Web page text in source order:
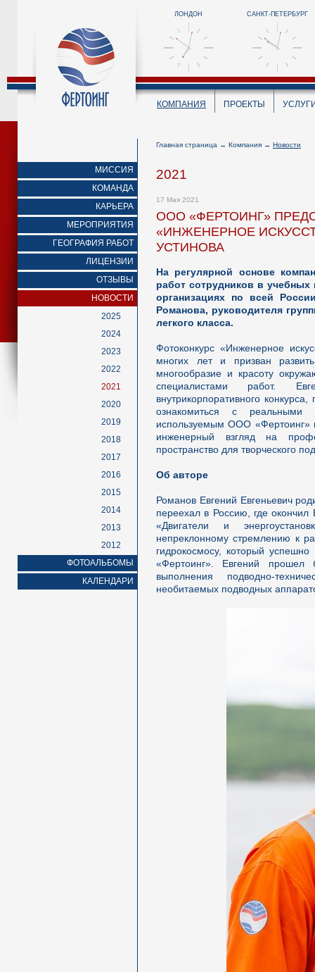
ЛОНДОН САНКТ-ПЕТЕРБУРГ
КОМПАНИЯ ПРОЕКТЫ
МИССИЯ
КОМАНДА
КАРЬЕРА
МЕРОПРИЯТИЯ
ГЕОГРАФИЯ РАБОТ
ЛИЦЕНЗИИ
ОТЗЫВЫ
НОВОСТИ
2025
2024
2023
2022
2021
2020
2019
2018
2017
2016
2015
2014
2013
2012
ФОТОАЛЬБОМЫ
КАЛЕНДАРИ
Главная страница → Компания → Новости
2021
17 Мая 2021
ООО «ФЕРТОИНГ»
«ИНЖЕНЕРНОЕ
УСТИНОВА
На регулярной основе
работ сотрудников в
организациях по всей
Романова, руководителя
легкого класса.
Фотоконкурс «Инженерное
многих лет и призван
многообразие и красоту
специалистами работ.
внутрикорпоративного
ознакомиться с реальными
используемым ООО «Фертоинг»
инженерный взгляд на
пространство для творческого
Об авторе
Романов Евгений Евгеньевич
переехал в Россию, где
«Двигатели и
непреклонному стремлению к
гидрокосмосу, который
«Фертоинг». Евгений прошел
выполнения подводно-
необитаемых подводных